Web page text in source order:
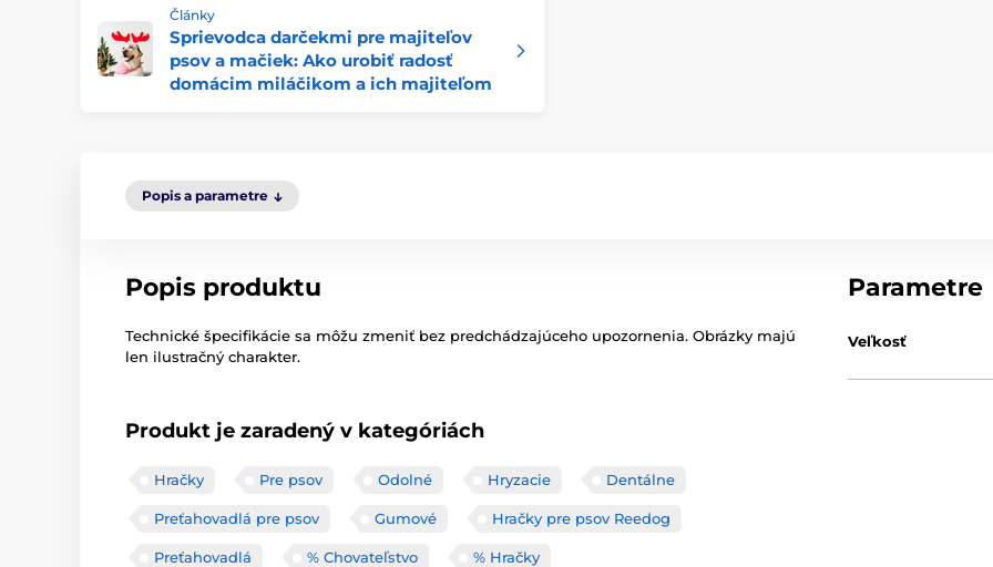
Články
Sprievodca darčekmi pre majiteľov
psov a mačiek: Ako urobiť radosť
domácim miláčikom a ich majiteľom
Popis a parametre
Popis produktu
Technické špecifikácie sa môžu zmeniť bez predchádzajúceho upozornenia. Obrázky majú
len ilustračný charakter.
Produkt je zaradený v kategóriách
Hračky Pre psov Odolné Hryzacie Dentálne
Preťahovadlá pre psov Gumové Hračky pre psov Reedog
Preťahovadlá % Chovateľstvo % Hračky
Parametre
Veľkosť